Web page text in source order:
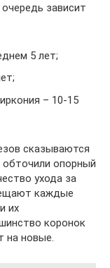
зависит
5 лет;
– 10-15
сказываются
обточили опорный
ухода за
каждые
их
коронок
на новые.